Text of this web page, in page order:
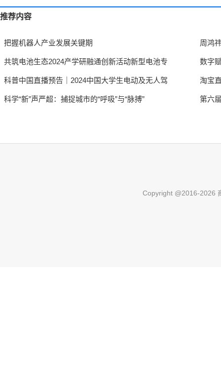
推荐内容
把握机器人产业发展关键期 周鸿
共筑电池生态2024产学研融通创新活动新型电池专 数字
科普中国直播预告｜2024中国大学生电动及无人驾 淘宝
科学“新”声严超：捕捉城市的“呼吸”与“脉搏” 第六
Copyright @2016-2026